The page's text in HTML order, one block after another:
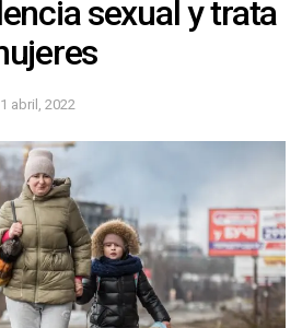
sexual y trata
abril, 2022